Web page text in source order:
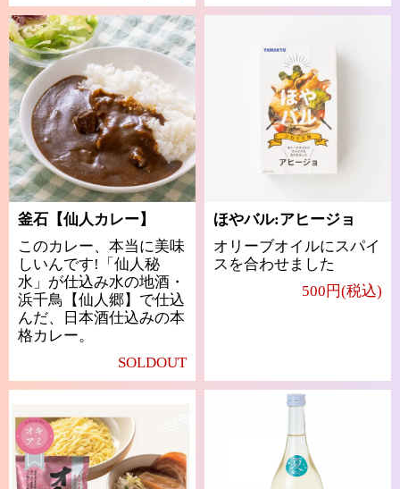
釜石【仙人カレー】
このカレー、本当に美味
しいんです!「仙人秘
水」が仕込み水の地酒・
浜千鳥【仙人郷】で仕込
んだ、日本酒仕込みの本
格カレー。
SOLDOUT
ほやバル:アヒージョ
オリーブオイルにスパイ
スを合わせました
500円(税込)